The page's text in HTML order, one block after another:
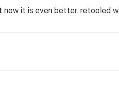
it is even better. retooled